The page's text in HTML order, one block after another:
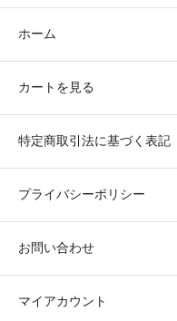
ホーム
カートを見る
特定商取引法に基づく表記
プライバシーポリシー
お問い合わせ
マイアカウント